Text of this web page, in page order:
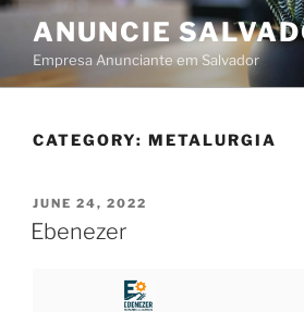
ANUNCIE
Empresa Anunciante em Salvador
CATEGORY: METALURGIA
JUNE 24, 2022
Ebenezer